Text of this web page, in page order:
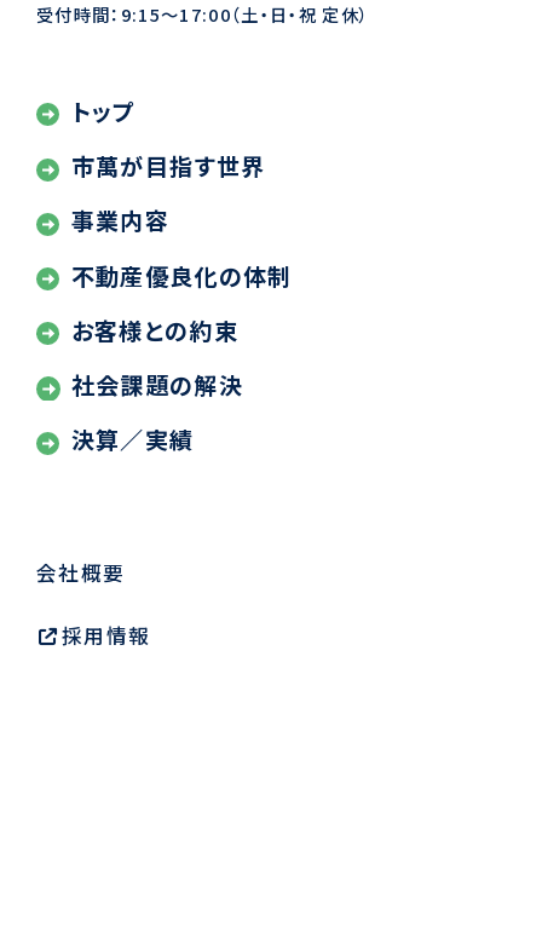
受付時間：9:15〜17:00（土・日・祝 定休）
トップ
市萬が目指す世界
事業内容
不動産優良化の体制
お客様との約束
社会課題の解決
決算／実績
会社概要
採用情報